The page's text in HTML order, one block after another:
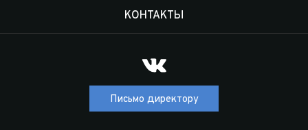
КОНТАКТЫ
Письмо директору